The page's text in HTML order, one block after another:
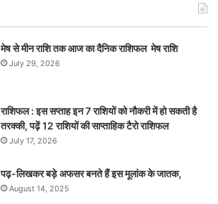
मेष से मीन राशि तक आज का दैनिक राशिफल मेष राशि
July 29, 2026
राशिफल : इस सप्ताह इन 7 राशियों को नौकरी में हो सकती है
तरक्की, पढ़ें 12 राशियों की साप्ताहिक टैरो राशिफल
July 17, 2026
पढ़-लिखकर बड़े अफसर बनते हैं इस मूलांक के जातक,
August 14, 2025